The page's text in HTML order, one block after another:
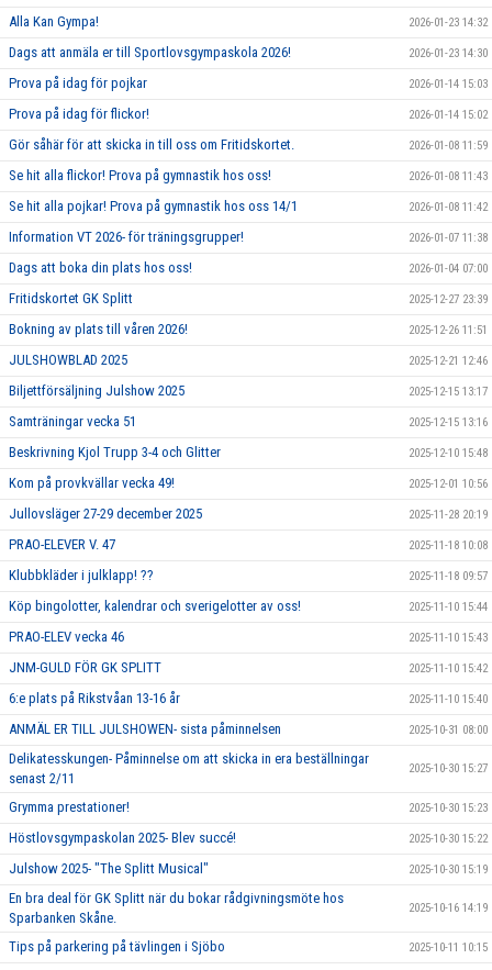
Alla Kan Gympa! 2026-01-23 14:32
Dags att anmäla er till Sportlovsgympaskola 2026! 2026-01-23 14:30
Prova på idag för pojkar 2026-01-14 15:03
Prova på idag för flickor! 2026-01-14 15:02
Gör såhär för att skicka in till oss om Fritidskortet. 2026-01-08 11:59
Se hit alla flickor! Prova på gymnastik hos oss! 2026-01-08 11:43
Se hit alla pojkar! Prova på gymnastik hos oss 14/1 2026-01-08 11:42
Information VT 2026- för träningsgrupper! 2026-01-07 11:38
Dags att boka din plats hos oss! 2026-01-04 07:00
Fritidskortet GK Splitt 2025-12-27 23:39
Bokning av plats till våren 2026! 2025-12-26 11:51
JULSHOWBLAD 2025 2025-12-21 12:46
Biljettförsäljning Julshow 2025 2025-12-15 13:17
Samträningar vecka 51 2025-12-15 13:16
Beskrivning Kjol Trupp 3-4 och Glitter 2025-12-10 15:48
Kom på provkvällar vecka 49! 2025-12-01 10:56
Jullovsläger 27-29 december 2025 2025-11-28 20:19
PRAO-ELEVER V. 47 2025-11-18 10:08
Klubbkläder i julklapp! ?? 2025-11-18 09:57
Köp bingolotter, kalendrar och sverigelotter av oss! 2025-11-10 15:44
PRAO-ELEV vecka 46 2025-11-10 15:43
JNM-GULD FÖR GK SPLITT 2025-11-10 15:42
6:e plats på Rikstvåan 13-16 år 2025-11-10 15:40
ANMÄL ER TILL JULSHOWEN- sista påminnelsen 2025-10-31 08:00
Delikatesskungen- Påminnelse om att skicka in era beställningar
senast 2/11
2025-10-30 15:27
Grymma prestationer! 2025-10-30 15:23
Höstlovsgympaskolan 2025- Blev succé! 2025-10-30 15:22
Julshow 2025- "The Splitt Musical" 2025-10-30 15:19
En bra deal för GK Splitt när du bokar rådgivningsmöte hos
Sparbanken Skåne.
2025-10-16 14:19
Tips på parkering på tävlingen i Sjöbo 2025-10-11 10:15